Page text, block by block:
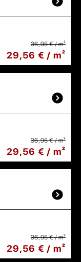
36,95 € / m²
29,56 € / m²
36,95 € / m²
29,56 € / m²
36,95 € / m²
29,56 € / m²